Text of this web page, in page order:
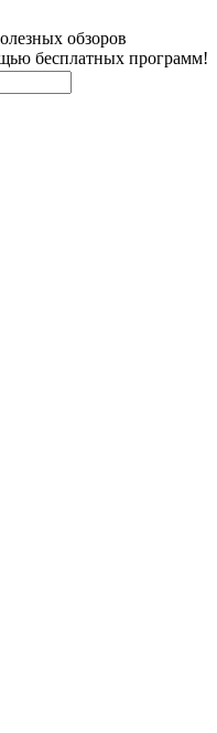
обзоров
бесплатных программ!